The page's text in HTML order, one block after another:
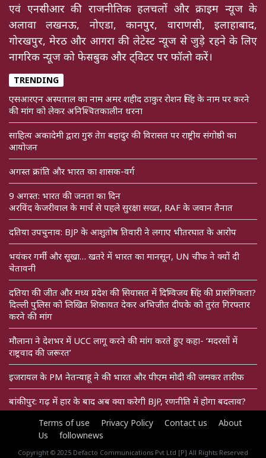
एवं एनसीआर की राजनीतिक हलचलों और क्राइम न्यूज के
अलावा लखनऊ, नोएडा, कानपुर, वाराणसी, इलाहाबाद,
गोरखपुर, मेरठ और आगरा की लेटेस्ट न्यूज से जुड़े रहने के लिए
नागरिक न्यूज को फेसबुक और ट्विटर पर फॉलो करें।
TRENDING
एसआरएन अस्पताल का नाम अमर शहीद ठाकुर रोशन सिंह के नाम पर करने
की मांग को लेकर अनिश्चितकालीन धरना
साहित्य अकादेमी द्वारा गुरु तेग़ बहादुर की विरासत पर राष्ट्रीय संगोष्ठी का
आयोजन
अगस्त क्रांति और भारत का शासक-वर्ग
9 अगस्त: भारत की जनता का दिन
अरविंद केजरीवाल के मार्च से पहले सुरक्षा सख्त, RAF के जवान तैनात
दतिया उपचुनाव: BJP के आशुतोष तिवारी ने लगाए भीतरघात के आरोप
भयंकर गर्मी और सूखा… खतरे में भारत का मानसून, UN चीफ ने क्यों दी
चेतावनी
दतिया की जीत और मध्य प्रदेश की सियासत में दिग्विजय सिंह की प्रासंगिकता?
दिल्ली पुलिस को लिखित शिकायत देकर अभिजीत दीपके को तुरंत गिरफ्तार
करने की मांग
मौलाना ने देशभर में UCC लागू करने की मांग करते हुए कहा- ‘मदरसों में
राष्ट्रवाद की जरूरत’
इजरायल के PM नेतन्याहू ने की भारत और पीएम मोदी की जमकर तारीफ
बांकीपुर: गढ़ में हार के बाद अब क्या करेगी BJP, रणनीति में होगा बदलाव?
Terms of use Privacy Policy Contact us
About
Us
follownews
Copyright © 2025 Defacto Communications Pvt Ltd [P] All Rights Reserved